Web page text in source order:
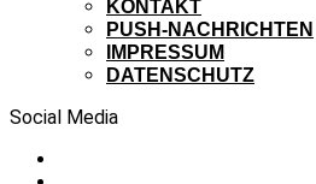
KONTAKT
PUSH-NACHRICHTEN
IMPRESSUM
DATENSCHUTZ
Social Media